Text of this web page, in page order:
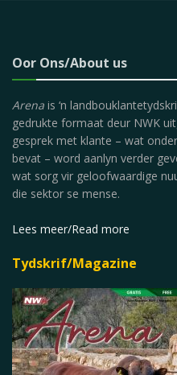
Oor Ons/About us
Arena is ‘n
gedrukte formaat deur NWK
gesprek met klante – wat
bevat – word aanlyn verder
wat sorg vir geloofwaardige
die sektor se mense.
Lees meer/Read more
Tydskrif/Magazine